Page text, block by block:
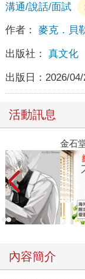
溝通/說話/面試
作者： 麥克．貝
出版社： 真文化
出版日： 2026/
活動訊息
金石堂2026海外
內容簡介